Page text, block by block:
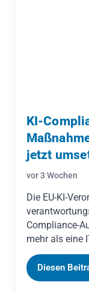
KI-
jetzt
vor 3 Wochen
Die EU-KI-
Compliance-
mehr als eine
Personal und
konkreten
Diesen